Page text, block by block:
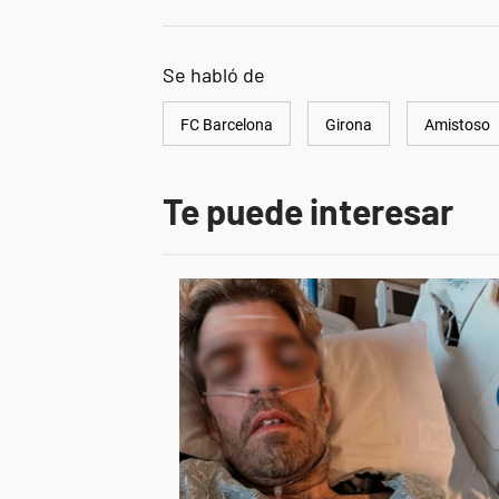
Se habló de
FC Barcelona Girona Amistoso
Te puede interesar